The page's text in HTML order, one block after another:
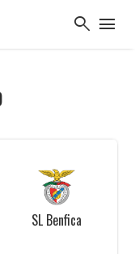
search menu
SL Benfica